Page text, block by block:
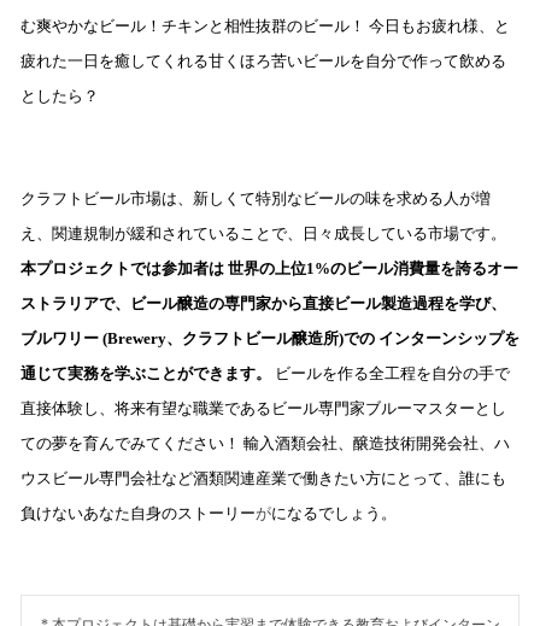
む爽やかなビール！チキンと相性抜群のビール！ 今日もお疲れ様、と
疲れた一日を癒してくれる甘くほろ苦いビールを自分で作って飲める
としたら？
クラフトビール市場は、新しくて特別なビールの味を求める人が増
え、関連規制が緩和されていることで、日々成長している市場です。
本プロジェクトでは参加者は 世界の上位1%のビール消費量を誇るオー
ストラリアで、ビール醸造の専門家から直接ビール製造過程を学び、
ブルワリー (Brewery、クラフトビール醸造所)での インターンシップを
通じて実務を学ぶことができます。
ビールを作る全工程を自分の手で
直接体験し、将来有望な職業であるビール専門家ブルーマスターとし
ての夢を育んでみてください！ 輸入酒類会社、醸造技術開発会社、ハ
ウスビール専門会社など酒類関連産業で働きたい方にとって、誰にも
負けないあなた自身のストーリーがになるでしょう。